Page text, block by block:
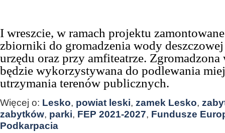
I wreszcie, w ramach projektu
zbiorniki do gromadzenia wody
urzędu oraz przy amfiteatrze.
będzie wykorzystywana do podlewania
utrzymania terenów publicznych.
Więcej o: Lesko, powiat leski, zamek Lesko,
zabytków, parki, FEP 2021-2027, Fundusze
Podkarpacia